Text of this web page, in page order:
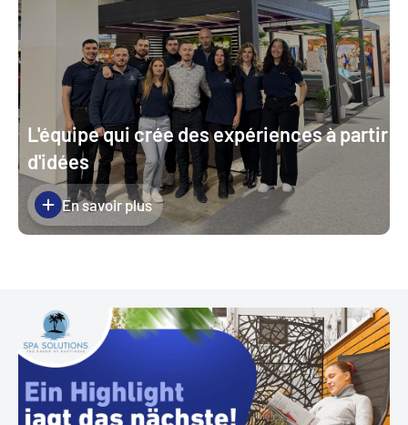
L'équipe qui crée des expériences à partir
d'idées
En savoir plus